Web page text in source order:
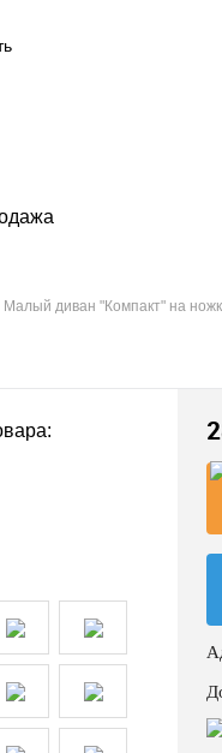
Малый диван "Компакт" на